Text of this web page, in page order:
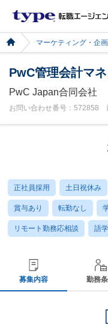
マーケティング・企
PwC管理会計マ
PwC Japan合同会社
お問い合わせ番号：572858
正社員採用 土日祝休み
賞与あり 転勤なし
リモート勤務応相談 語
募集内容 勤務